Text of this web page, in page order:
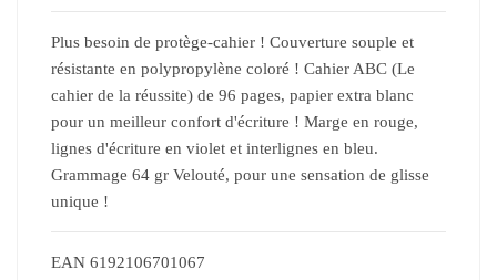
Plus besoin de protège-cahier ! Couverture souple et
résistante en polypropylène coloré ! Cahier ABC (Le
cahier de la réussite) de 96 pages, papier extra blanc
pour un meilleur confort d'écriture ! Marge en rouge,
lignes d'écriture en violet et interlignes en bleu.
Grammage 64 gr Velouté, pour une sensation de glisse
unique !
EAN 6192106701067